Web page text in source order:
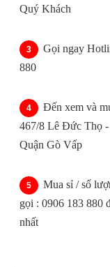
Quý Khách
Gọi ngay
880
Đến xem và
467/8 Lê Đức Thọ -
Quận Gò Vấp
Mua sỉ / số
gọi : 0906 183 880
nhất